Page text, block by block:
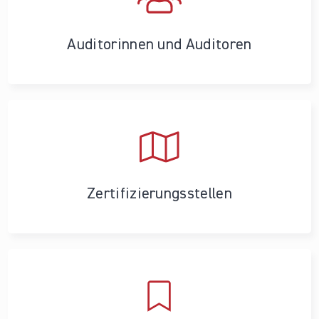
Auditorinnen und Auditoren
Zertifizierungs­stellen